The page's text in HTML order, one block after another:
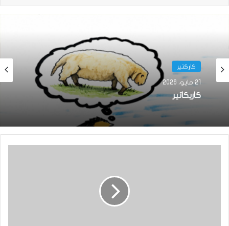
كاركتير
21 مايو، 2026
كاريكاتير